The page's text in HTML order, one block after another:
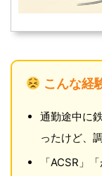
こんな経
通勤途中に
ったけど、
「ACSR」